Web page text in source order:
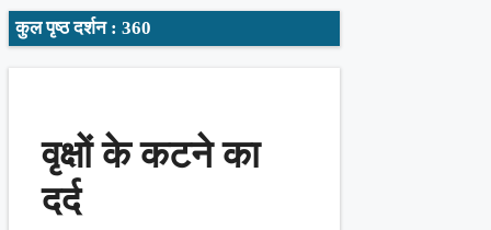
कुल पृष्ठ दर्शन : 360
वृक्षों के कटने का
दर्द